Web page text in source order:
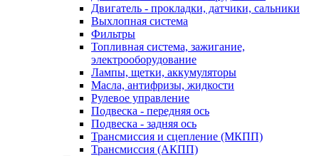
Двигатель - прокладки, датчики, сальники
Выхлопная система
Фильтры
Топливная система, зажигание,
электрооборудование
Лампы, щетки, аккумуляторы
Масла, антифризы, жидкости
Рулевое управление
Подвеска - передняя ось
Подвеска - задняя ось
Трансмиссия и сцепление (МКПП)
Трансмиссия (АКПП)